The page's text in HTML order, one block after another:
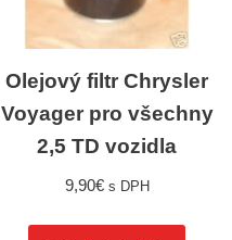
Olejový filtr Chrysler
Voyager pro všechny
2,5 TD vozidla
9,90€ s DPH